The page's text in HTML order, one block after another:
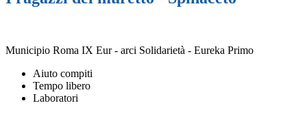
Municipio Roma IX Eur - arci Solidarietà - Eureka Primo
Aiuto compiti
Tempo libero
Laboratori